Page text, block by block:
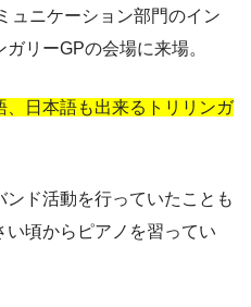
ュニケーション部門のイン
リーGPの会場に来場。
、日本語も出来るトリリンガ
ンド活動を行っていたことも
頃からピアノを習ってい